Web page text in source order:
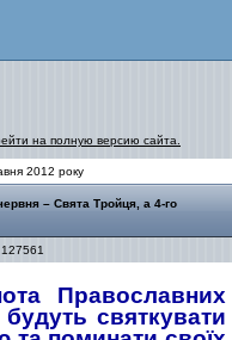
на полную версию сайта.
2012 року
– Свята Тройця, а 4-го
Православних
святкувати